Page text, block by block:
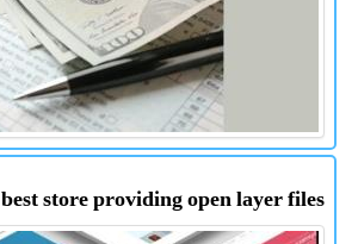
best store providing open layer files